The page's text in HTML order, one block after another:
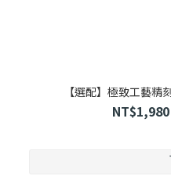
【選配】極致工藝